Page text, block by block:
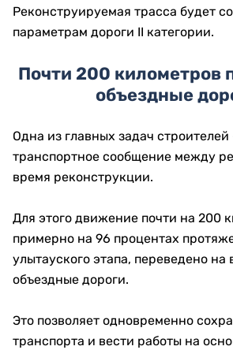
Реконструируемая трасса будет
параметрам дороги II категории.
Почти 200 километров
объездные
Одна из главных задач
транспортное сообщение между
время реконструкции.
Для этого движение почти на 200
примерно на 96 процентах
улытауского этапа, переведено
объездные дороги.
Это позволяет одновременно
транспорта и вести работы на